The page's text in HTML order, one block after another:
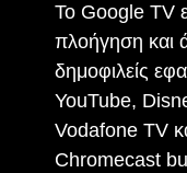
Το Google TV
πλοήγηση και
δημοφιλείς
YouTube,
Vodafone TV
Chromecast